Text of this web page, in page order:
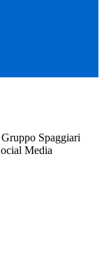
Spaggiari
Media